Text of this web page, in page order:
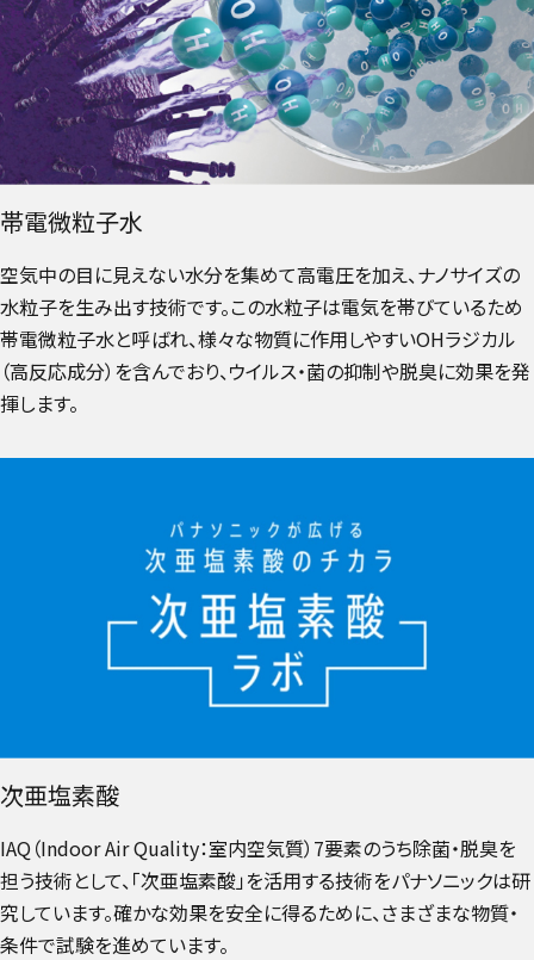
帯電微粒子水
空気中の目に見えない水分を集めて高電圧を加え、ナノサイズの
水粒子を生み出す技術です。この水粒子は電気を帯びているため
帯電微粒子水と呼ばれ、様々な物質に作用しやすいOHラジカル
（高反応成分）を含んでおり、ウイルス・菌の抑制や脱臭に効果を発
揮します。
次亜塩素酸
IAQ（Indoor Air Quality：室内空気質）7要素のうち除菌・脱臭を
担う技術として、「次亜塩素酸」を活用する技術をパナソニックは研
究しています。確かな効果を安全に得るために、さまざまな物質・
条件で試験を進めています。